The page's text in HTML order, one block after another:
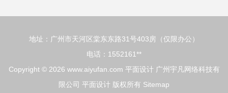
地址：广州市天河区棠东东路31号403房（仅限办公）
电话：1552161**
Copyright © 2026 www.aiyufan.com 平面设计 广州宇凡网络科技有
限公司 平面设计 版权所有 Sitemap